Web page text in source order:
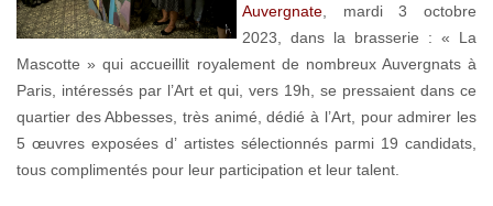
Auvergnate , mardi 3 octobre
2023, dans la brasserie : « La
Mascotte » qui accueillit royalement de nombreux Auvergnats à
Paris, intéressés par l’Art et qui, vers 19h, se pressaient dans ce
quartier des Abbesses, très animé, dédié à l’Art, pour admirer les
5 œuvres exposées d’ artistes sélectionnés parmi 19 candidats,
tous complimentés pour leur participation et leur talent.